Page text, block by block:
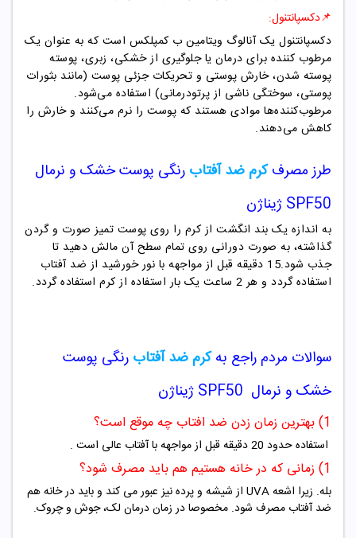
📌دکسپانتنول:
دکسپانتنول یک آنالوگ ویتامین ب کمپلکس است که به عنوان یک
مرطوب کننده برای درمان یا جلوگیری از خشکی، زبری، پوسته
پوسته شدن، خارش پوستی و تحریکات جزئی پوست (مانند بثورات
پوستی، سوختگی ناشی از پرتودرمانی) استفاده می‌شود.
مرطوب‌کننده‌ها موادی هستند که پوست را نرم می‌کنند و خارش را
کاهش می‌دهند.
طرز مصرفکرم ضد آفتاب رنگی پوست خشک و نرمال
SPF50 ژیناژن
به اندازه یک بند انگشت از کرم را روی پوست تمیز صورت و گردن
گذاشته، به صورت دورانی روی تمام سطح آن مالش دهید تا
جذب شود.15 دقیقه قبل از مواجهه با نور خورشید از ضد آفتاب
استفاده گردد و هر 2 ساعت یک بار استفاده از کرم استفاده گردد
.
سوالات مردم راجع بهکرم ضد آفتاب رنگی پوست
خشک و نرمال SPF50 ژیناژن
1) بهترین زمان زدن ضد افتاب چه موقع است؟
استفاده حدود 20 دقیقه قبل از مواجهه با آفتاب عالی است .
1) زمانی که در خانه هستیم هم باید مصرف شود؟
بله. زیرا اشعه UVA از شیشه و پرده نیز عبور می کند و باید در خانه هم
ضد آفتاب مصرف شود. مخصوصا در زمان درمان لک، جوش و چروک.